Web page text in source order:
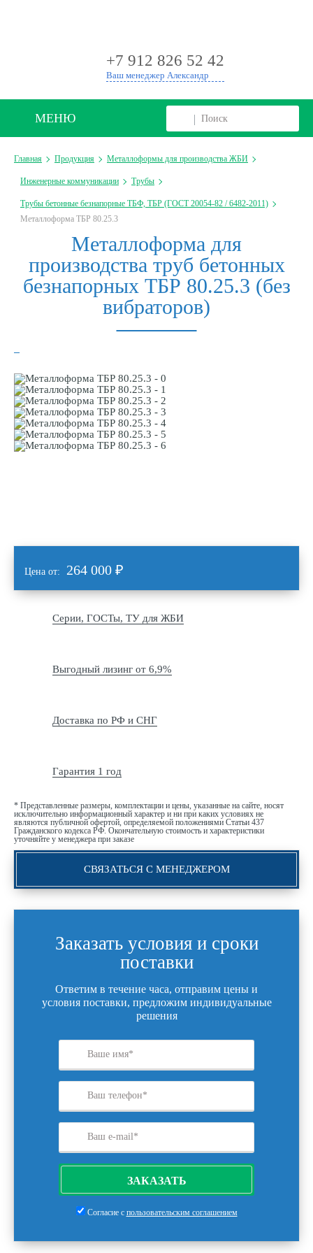
+7 912 826 52 42
Ваш менеджер Александр
МЕНЮ
Главная Продукция Металлоформы для производства ЖБИ
Инженерные коммуникации Трубы
Трубы бетонные безнапорные ТБФ, ТБР (ГОСТ 20054-82 / 6482-2011)
Металлоформа ТБР 80.25.3
Металлоформа для
производства труб бетонных
безнапорных ТБР 80.25.3 (без
вибраторов)
Цена от: 264 000 ₽
Серии, ГОСТы, ТУ для ЖБИ
Выгодный лизинг от 6,9%
Доставка по РФ и СНГ
Гарантия 1 год
* Представленные размеры, комплектации и цены, указанные на сайте, носят
исключительно информационный характер и ни при каких условиях не
являются публичной офертой, определяемой положениями Статьи 437
Гражданского кодекса РФ. Окончательную стоимость и характеристики
уточняйте у менеджера при заказе
СВЯЗАТЬСЯ С МЕНЕДЖЕРОМ
Заказать условия и сроки
поставки
Ответим в течение часа, отправим цены и
условия поставки, предложим индивидуальные
решения
ЗАКАЗАТЬ
Согласие с пользовательским соглашением